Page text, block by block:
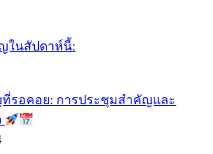
ในสัปดาห์นี้:
รอคอย: การประชุมสำคัญและ